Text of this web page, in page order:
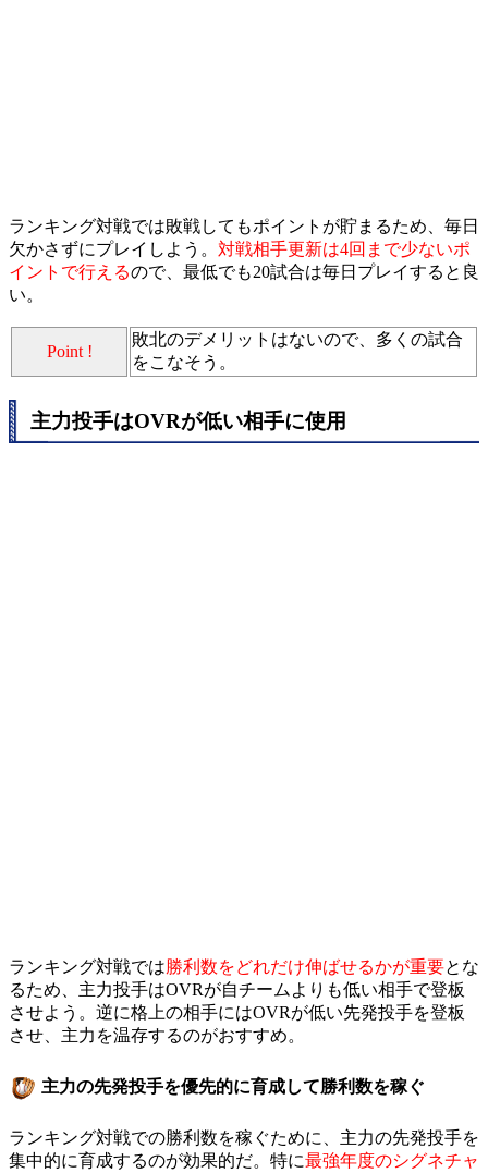
ランキング対戦では敗戦してもポイントが貯まるため、毎日
欠かさずにプレイしよう。 対戦相手更新は4回まで少ないポ
イントで行えるので、最低でも20試合は毎日プレイすると良
い。
Point !
敗北のデメリットはないので、多くの試合
をこなそう。
主力投手はOVRが低い相手に使用
ランキング対戦では勝利数をどれだけ伸ばせるかが重要とな
るため、主力投手はOVRが自チームよりも低い相手で登板
させよう。逆に格上の相手にはOVRが低い先発投手を登板
させ、主力を温存するのがおすすめ。
主力の先発投手を優先的に育成して勝利数を稼ぐ
ランキング対戦での勝利数を稼ぐために、主力の先発投手を
集中的に育成するのが効果的だ。特に最強年度のシグネチャ